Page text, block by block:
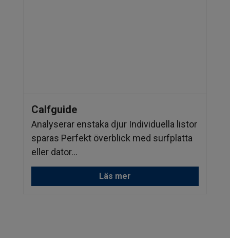
Calfguide
Analyserar enstaka djur Individuella listor
sparas Perfekt överblick med surfplatta
eller dator...
Läs mer